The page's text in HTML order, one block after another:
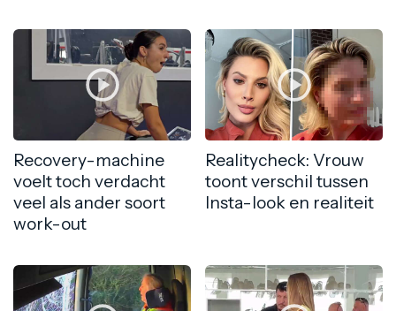
Recovery-machine
voelt toch verdacht
veel als ander soort
work-out
Realitycheck: Vrouw
toont verschil tussen
Insta-look en realiteit